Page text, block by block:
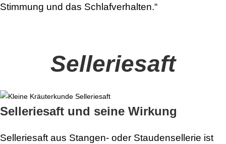
Stimmung und das Schlafverhalten.“
Selleriesaft
Selleriesaft und seine Wirkung
Selleriesaft aus Stangen- oder Staudensellerie ist